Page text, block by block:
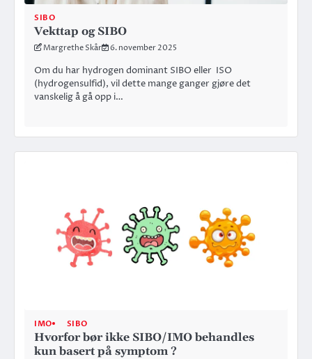
SIBO
Vekttap og SIBO
Margrethe Skår 6. november 2025
Om du har hydrogen dominant SIBO eller ISO
(hydrogensulfid), vil dette mange ganger gjøre det
vanskelig å gå opp i…
IMO SIBO
Hvorfor bør ikke SIBO/IMO behandles
kun basert på symptom ?